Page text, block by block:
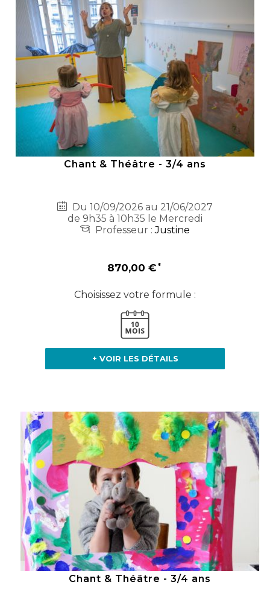
Chant & Théâtre - 3/4 ans
Du 10/09/2026 au 21/06/2027
de 9h35 à 10h35 le Mercredi
Professeur :Justine
870,00 €
Choisissez votre formule :
+ VOIR LES DÉTAILS
Chant & Théâtre - 3/4 ans